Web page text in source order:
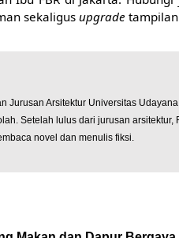
sekaligusupgrade
Jurusan Arsitektur Universitas
Setelah lulus dari jurusan
novel dan menulis fiksi.